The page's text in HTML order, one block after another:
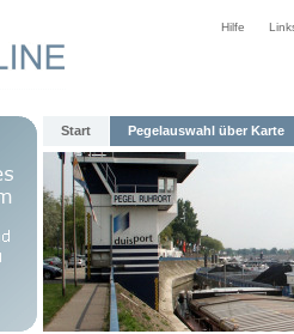
Hilfe
Start Pegelauswahl über Karte